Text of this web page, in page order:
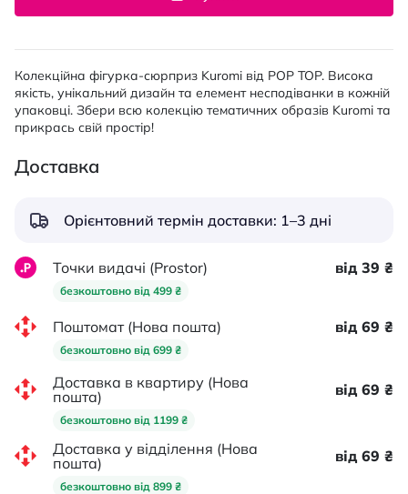
Колекційна фігурка-сюрприз Kuromi від POP TOP. Висока
якість, унікальний дизайн та елемент несподіванки в кожній
упаковці. Збери всю колекцію тематичних образів Kuromi та
прикрась свій простір!
Доставка
Орієнтовний термін доставки: 1–3 дні
Точки видачі (Prostor)
безкоштовно від 499 ₴
від 39 ₴
Поштомат (Нова пошта)
безкоштовно від 699 ₴
від 69 ₴
Доставка в квартиру (Нова
пошта)
безкоштовно від 1199 ₴
від 69 ₴
Доставка у відділення (Нова
пошта)
безкоштовно від 899 ₴
від 69 ₴